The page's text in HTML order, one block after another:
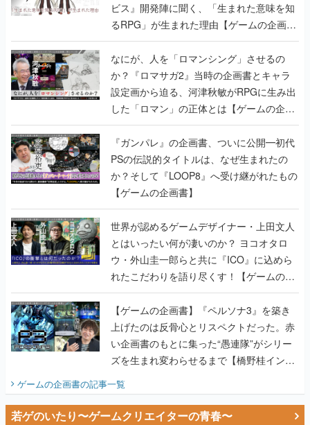
ビス』開発陣に聞く、「生まれた意味を知
るRPG」が生まれた理由【ゲームの企画
書】
なにが、人を「ロマンシング」させるの
か？『ロマサガ2』当時の企画書とキャラ
設定画から迫る、河津秋敏がRPGに生み出
した「ロマン」の正体とは【ゲームの企画
書】
『ガンパレ』の企画書、ついに公開━初代
PSの伝説的タイトルは、なぜ生まれたの
か？そして『LOOP8』へ受け継がれたもの
【ゲームの企画書】
世界が認めるゲームデザイナー・上田文人
とはいったい何が凄いのか？ ヨコオタロ
ウ・外山圭一郎らと共に『ICO』に込めら
れたこだわりを語り尽くす！【ゲームの企
画書】
【ゲームの企画書】『ペルソナ3』を築き
上げたのは反骨心とリスペクトだった。赤
い企画書のもとに集った“愚連隊”がシリー
ズを生まれ変わらせるまで【橋野桂インタ
ビュー】
ゲームの企画書の記事一覧
若ゲのいたり〜ゲームクリエイターの青春〜